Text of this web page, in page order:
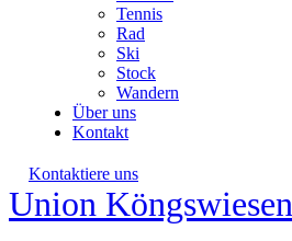
Tennis
Rad
Ski
Stock
Wandern
Über uns
Kontakt
Kontaktiere uns
Union Köngswiesen